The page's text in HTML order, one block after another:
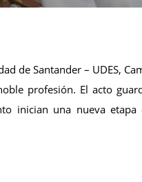
de Santander – UDES,
profesión. El acto
inician una nueva